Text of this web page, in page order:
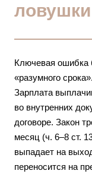
ловушки
Ключевая ошибка
«разумного
Зарплата
во внутренних
договоре. Закон
месяц (ч. 6–8 ст.
выпадает на
переносится на